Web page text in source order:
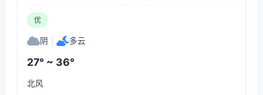
优
阴 多云
27° ~ 36°
北风